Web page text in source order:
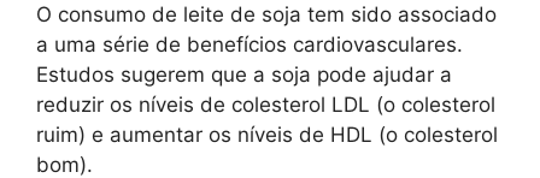
O consumo de leite de soja tem sido associado
a uma série de benefícios cardiovasculares.
Estudos sugerem que a soja pode ajudar a
reduzir os níveis de colesterol LDL (o colesterol
ruim) e aumentar os níveis de HDL (o colesterol
bom).